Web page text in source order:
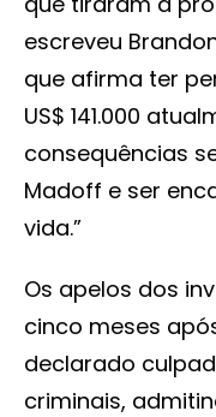
escreveu
que afirma ter
US$ 141.000
consequências
Madoff e ser
vida.”
Os apelos dos
cinco meses
declarado
criminais,